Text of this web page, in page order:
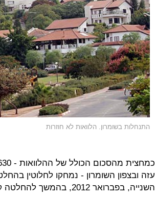
התנחלות בשומרון. הלוואות לא חוזרות
עזה ובצפון השומרון - נמחקו לחלוטין
השנייה, בפברואר 2012, בהמשך להחלטה קודמת מתקופת ממשלת אולמרט.